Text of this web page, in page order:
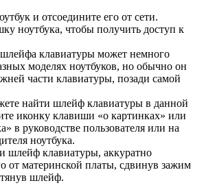
и отсоедините его от сети.
ноутбука, чтобы получить доступ к
клавиатуры может немного
моделях ноутбуков, но обычно он
части клавиатуры, позади самой
найти шлейф клавиатуры в данной
иконку клавиши «о картинках» или
в руководстве пользователя или на
ноутбука.
шлейф клавиатуры, аккуратно
от материнской платы, сдвинув зажим
шлейф.